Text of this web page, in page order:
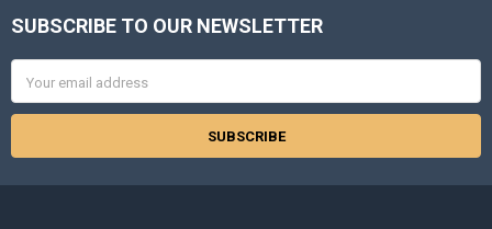
Footer
SUBSCRIBE TO OUR NEWSLETTER
Address